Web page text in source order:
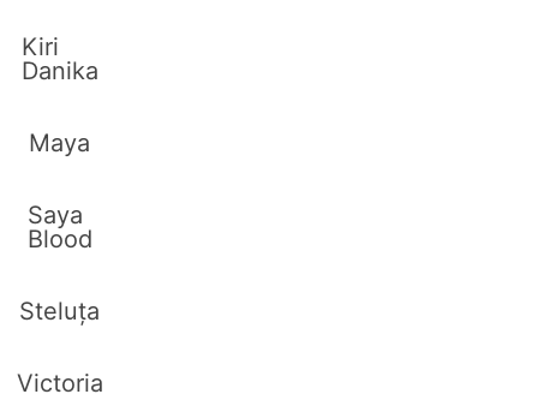
Kiri
Danika
Maya
Saya
Blood
Steluța
Victoria